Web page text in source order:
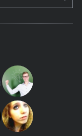
A
C